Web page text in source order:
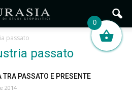
passato
passato
TRA PASSATO E PRESENTE
2014
0